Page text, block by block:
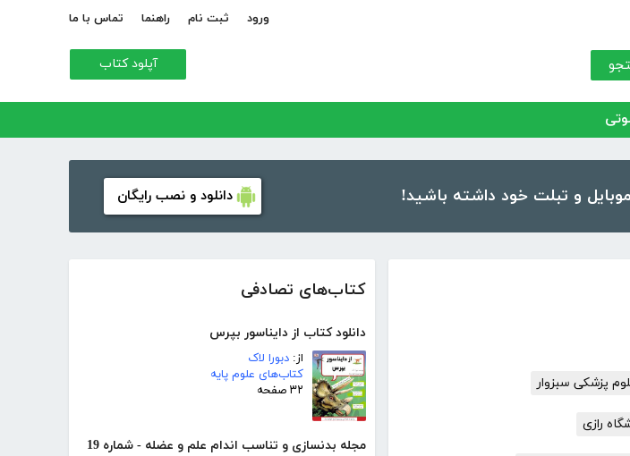
ورود ثبت نام راهنما تماس با ما
آپلود کتاب
دانلود و نصب رایگان
کتاب‌های تصادفی
دانلود کتاب از دایناسور بپرس
از: دبورا لاک
کتاب‌های علوم پایه
۳۲ صفحه
مجله بدنسازی و تناسب اندام علم و عضله - شماره 19
پزشکی سبزوار
رازی